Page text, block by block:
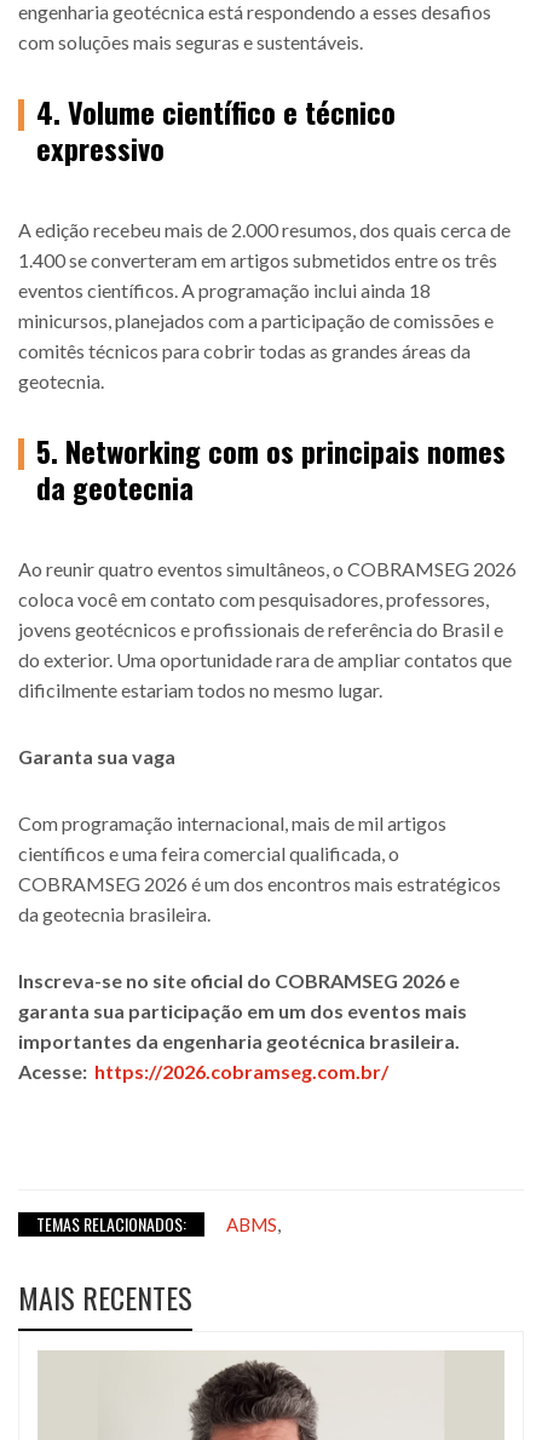
engenharia geotécnica está respondendo a esses desafios
com soluções mais seguras e sustentáveis.
4. Volume científico e técnico
expressivo
A edição recebeu mais de 2.000 resumos, dos quais cerca de
1.400 se converteram em artigos submetidos entre os três
eventos científicos. A programação inclui ainda 18
minicursos, planejados com a participação de comissões e
comitês técnicos para cobrir todas as grandes áreas da
geotecnia.
5. Networking com os principais nomes
da geotecnia
Ao reunir quatro eventos simultâneos, o COBRAMSEG 2026
coloca você em contato com pesquisadores, professores,
jovens geotécnicos e profissionais de referência do Brasil e
do exterior. Uma oportunidade rara de ampliar contatos que
dificilmente estariam todos no mesmo lugar.
Garanta sua vaga
Com programação internacional, mais de mil artigos
científicos e uma feira comercial qualificada, o
COBRAMSEG 2026 é um dos encontros mais estratégicos
da geotecnia brasileira.
Inscreva-se no site oficial do COBRAMSEG 2026 e
garanta sua participação em um dos eventos mais
importantes da engenharia geotécnica brasileira.
Acesse: https://2026.cobramseg.com.br/
TEMAS RELACIONADOS: ABMS
MAIS RECENTES